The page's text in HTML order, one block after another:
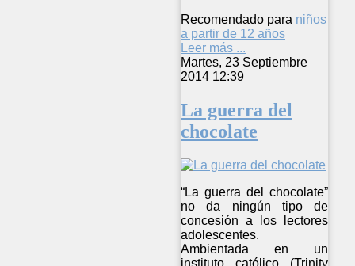
Recomendado para niños
a partir de 12 años
Leer más ...
Martes, 23 Septiembre
2014 12:39
La guerra del
chocolate
“La guerra del chocolate”
no da ningún tipo de
concesión a los lectores
adolescentes.
Ambientada en un
instituto católico (Trinity